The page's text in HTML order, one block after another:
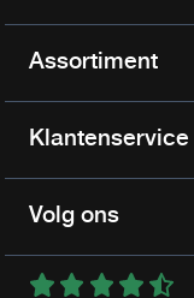
Assortiment
Klantenservice
Volg ons